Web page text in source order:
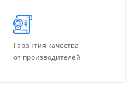
Гарантия качества
от производителей